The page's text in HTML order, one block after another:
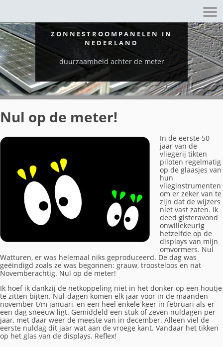
ZONNESTROOMPANELEN IN
NEDERLAND
duurzaamheid achter de meter
Nul op de meter!
In de eerste 50
jaar van de
vliegerij tikten
piloten regelmatig
op de glaasjes van
hun
vlieginstrumenten
om er zeker van te
zijn dat de wijzers
niet vast zaten. Ik
deed gisteravond
onwillekeurig
hetzelfde op de
displays van mijn
omvormers. Nul
Watturen, er was helemaal niks geproduceerd. De dag was
geëindigd zoals ze was begonnen: grauw, troosteloos en nat
Novemberachtig. Nul op de meter!
Ik hoef ik dankzij de netkoppeling niet in het donker op een houtje
te zitten bijten. Nul-dagen komen elk jaar voor in de maanden
november t/m januari, en een heel enkele keer in februari als er
een dag sneeuw ligt. Gemiddeld een stuk of zeven nuldagen per
jaar, met daar weer de meeste van in december. Alleen viel de
eerste nuldag dit jaar wat aan de vroege kant. Vandaar het tikken
op het glas van de displays. Reflex!